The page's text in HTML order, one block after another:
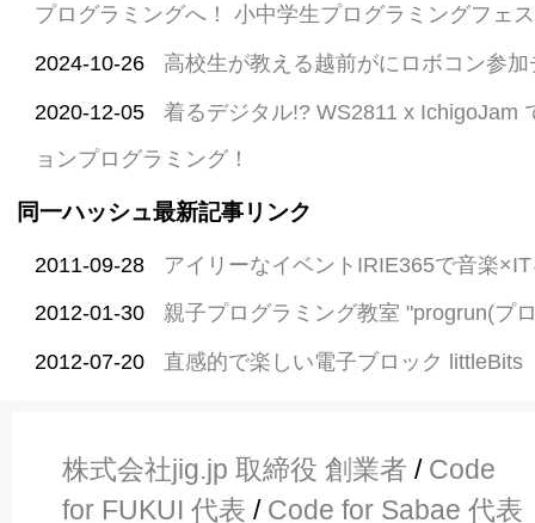
プログラミングへ！ 小中学生プログラミングフェ
2024-10-26 高校生が教える越前がにロボコン参
2020-12-05
着るデジタル!? WS2811 x IchigoJam
ョンプログラミング！
同一ハッシュ最新記事リンク
2011-09-28 アイリーなイベントIRIE365で音楽
2012-01-30 親子プログラミング教室 "progrun(プ
2012-07-20 直感的で楽しい電子ブロック littleBits
株式会社jig.jp 取締役 創業者 / Code
for FUKUI 代表 / Code for Sabae 代表